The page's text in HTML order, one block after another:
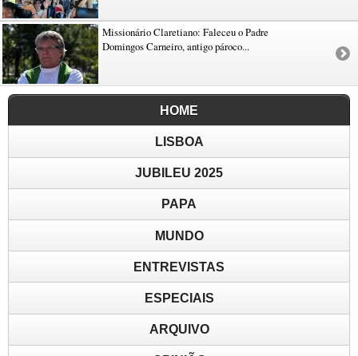
Missionário Claretiano: Faleceu o Padre
Domingos Carneiro, antigo pároco...
HOME
LISBOA
JUBILEU 2025
PAPA
MUNDO
ENTREVISTAS
ESPECIAIS
ARQUIVO